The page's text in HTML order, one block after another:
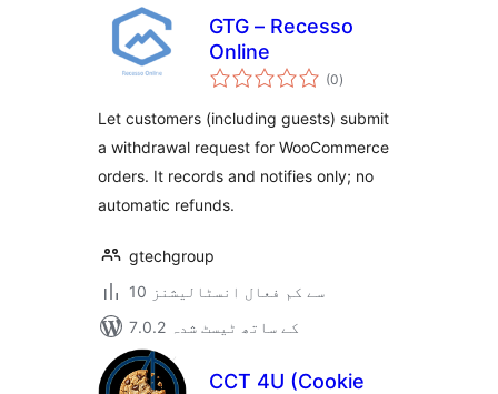
GTG – Recesso
Online
(0مجموعی
درجہ
)
Let customers (including guests) submit
a withdrawal request for WooCommerce
orders. It records and notifies only; no
automatic refunds.
gtechgroup
10 سے کم فعال انسٹالیشنز
7.0.2 کے ساتھ ٹیسٹ شدہ
CCT 4U (Cookie